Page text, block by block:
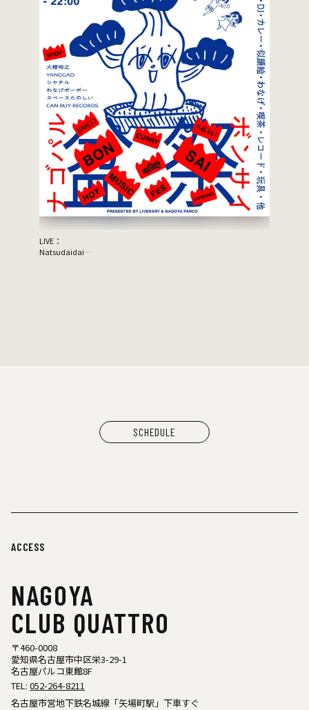
LIVE：
Natsudaidai
SCHEDULE
ACCESS
NAGOYA
CLUB QUATTRO
〒460-0008
愛知県名古屋市中区栄3-29-1
名古屋パルコ東館8F
TEL: 052-264-8211
名古屋市営地下鉄名城線「矢場町駅」下車すぐ